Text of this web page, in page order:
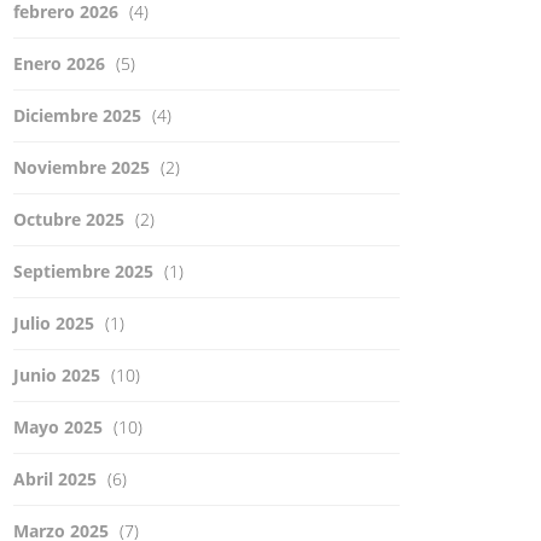
febrero 2026 (4)
Enero 2026 (5)
Diciembre 2025 (4)
Noviembre 2025 (2)
Octubre 2025 (2)
Septiembre 2025 (1)
Julio 2025 (1)
Junio 2025 (10)
Mayo 2025 (10)
Abril 2025 (6)
Marzo 2025 (7)